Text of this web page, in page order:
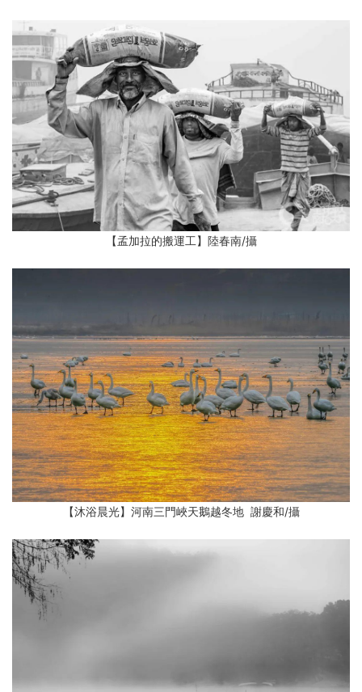
【孟加拉的搬運工】陸春南/攝
【沐浴晨光】河南三門峽天鵝越冬地 謝慶和/攝